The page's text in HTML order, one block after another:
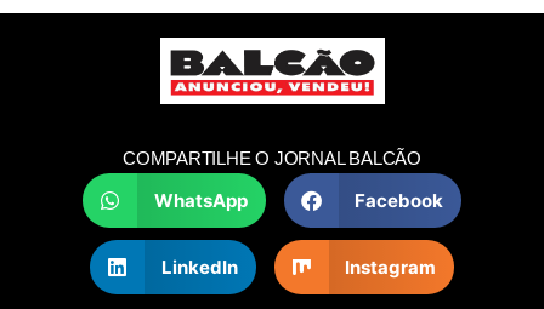
COMPARTILHE O JORNAL BALCÃO
WhatsApp Facebook
LinkedIn Instagram